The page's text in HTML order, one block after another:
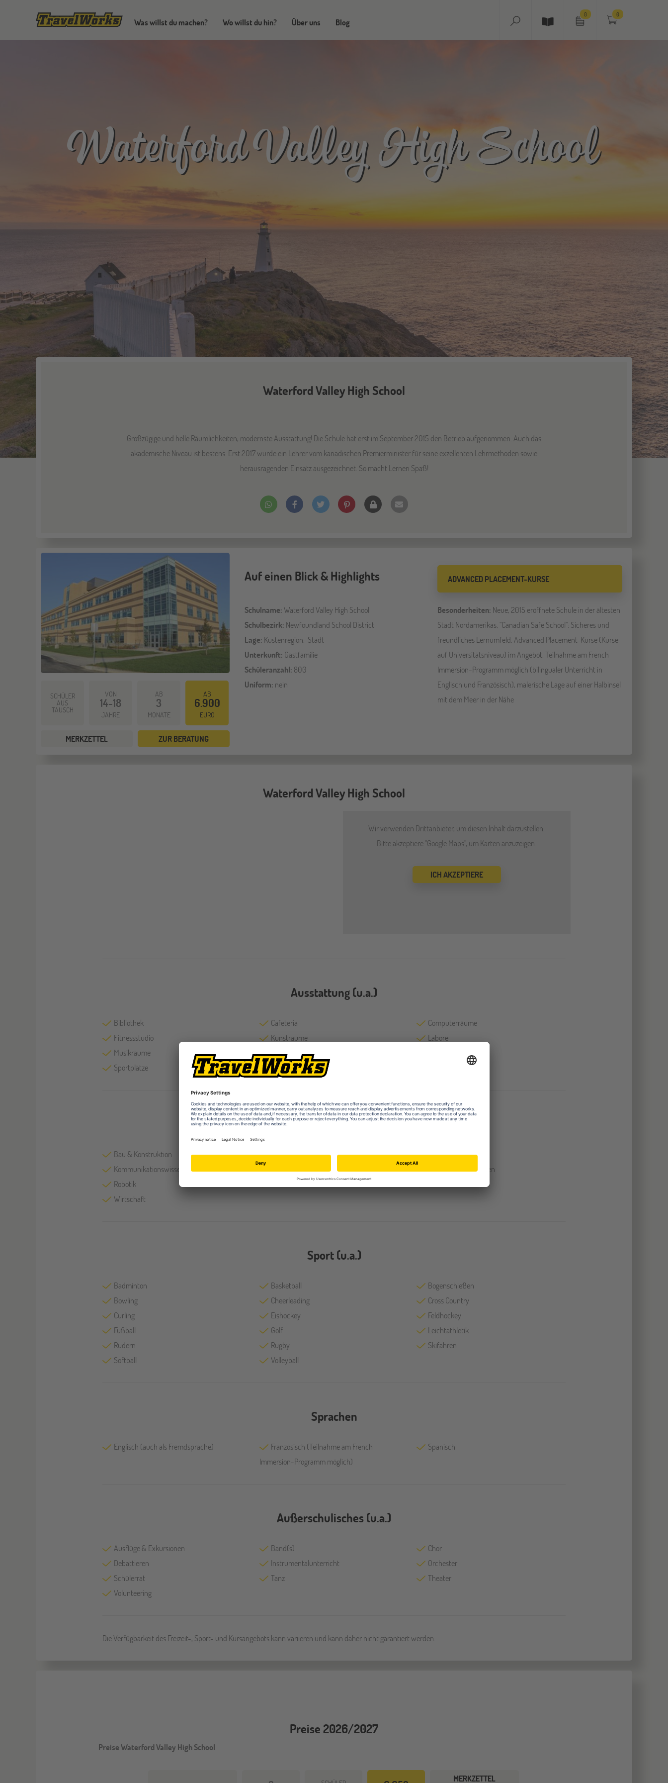
Was willst du machen? Wo willst du hin? Über uns Blog
0 0
Waterford Valley High School
Waterford Valley High School
Großzügige und helle Räumlichkeiten, modernste Ausstattung! Die Schule hat erst im September 2015 den Betrieb aufgenommen. Auch das
akademische Niveau ist bestens. Erst 2017 wurde ein Lehrer vom kanadischen Premierminister für seine exzellenten Lehrmethoden sowie
herausragenden Einsatz ausgezeichnet. So macht Lernen Spaß!
SCHÜLER
AUS
TAUSCH
VON
14-18
JAHRE
AB
3
MONATE
AB
6.900
EURO
MERKZETTEL ZUR BERATUNG
ADVANCED PLACEMENT-KURSE
Auf einen Blick & Highlights
Schulname:Waterford Valley High School
Schulbezirk: Newfoundland School District
Lage: Küstenregion, Stadt
Unterkunft: Gastfamilie
Schüleranzahl: 800
Uniform: nein
Besonderheiten: Neue, 2015 eröffnete Schule in der ältesten
Stadt Nordamerikas, "Canadian Safe School": Sicheres und
freundliches Lernumfeld, Advanced Placement-Kurse (Kurse
auf Universitätsniveau) im Angebot, Teilnahme am French
Immersion-Programm möglich (bilingualer Unterricht in
Englisch und Französisch), malerische Lage auf einer Halbinsel
mit dem Meer in der Nähe
Waterford Valley High School
Wir verwenden Drittanbieter, um diesen Inhalt darzustellen.
Bitte akzeptiere "Google Maps", um Karten anzuzeigen.
ICH AKZEPTIERE
Ausstattung (u.a.)
Bibliothek Cafeteria
Computerräume
Fitnessstudio
Kunsträume
Labore
Musikräume
schuleigener Garten
Sportplätze
Student Centre Technologieräume
Fächer
Bau & Konstruktion Design
Karriereplanung
Kommunikationswissenschaften
Modedesign
Rechtswissenschaften
Robotik
Umweltwissenschaften
Wirtschaft
Sport (u.a.)
Badminton Basketball
Bogenschießen
Bowling
Cheerleading
Cross Country
Curling
Eishockey
Feldhockey
Fußball
Golf
Leichtathletik
Rudern
Rugby
Skifahren
Softball
Volleyball
Sprachen
Englisch (auch als Fremdsprache)
Französisch (Teilnahme am French
Immersion-Programm möglich)
Spanisch
Außerschulisches (u.a.)
Ausflüge & Exkursionen Band(s)
Chor
Debattieren
Instrumentalunterricht
Orchester
Schülerrat
Tanz
Theater
Volunteering
Die Verfügbarkeit des Freizeit-, Sport- und Kursangebots kann variieren und kann daher nicht garantiert werden.
Preise 2026/2027
Preise Waterford Valley High School
MERKZETTEL